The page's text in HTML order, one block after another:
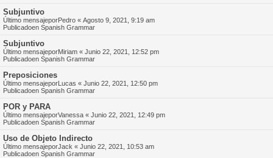
Subjuntivo
Último mensajeporPedro « Agosto 9, 2021, 9:19 am
Publicadoen Spanish Grammar
Subjuntivo
Último mensajeporMiriam « Junio 22, 2021, 12:52 pm
Publicadoen Spanish Grammar
Preposiciones
Último mensajeporLucas « Junio 22, 2021, 12:50 pm
Publicadoen Spanish Grammar
POR y PARA
Último mensajeporVanessa « Junio 22, 2021, 12:49 pm
Publicadoen Spanish Grammar
Uso de Objeto Indirecto
Último mensajeporJack « Junio 22, 2021, 10:53 am
Publicadoen Spanish Grammar